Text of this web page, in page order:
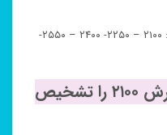
تراکم های متداول در بافت فرش ماشینی: ۲۱۰۰ – ۲۲۵۰- ۲۴۰۰ – ۲۵۵۰-
حا اینکه چطور باید تراکم فرش ۲۱۰۰ را تشخیص